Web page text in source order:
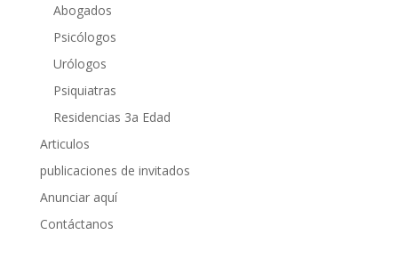
Abogados
Psicólogos
Urólogos
Psiquiatras
Residencias 3a Edad
Articulos
publicaciones de invitados
Anunciar aquí
Contáctanos